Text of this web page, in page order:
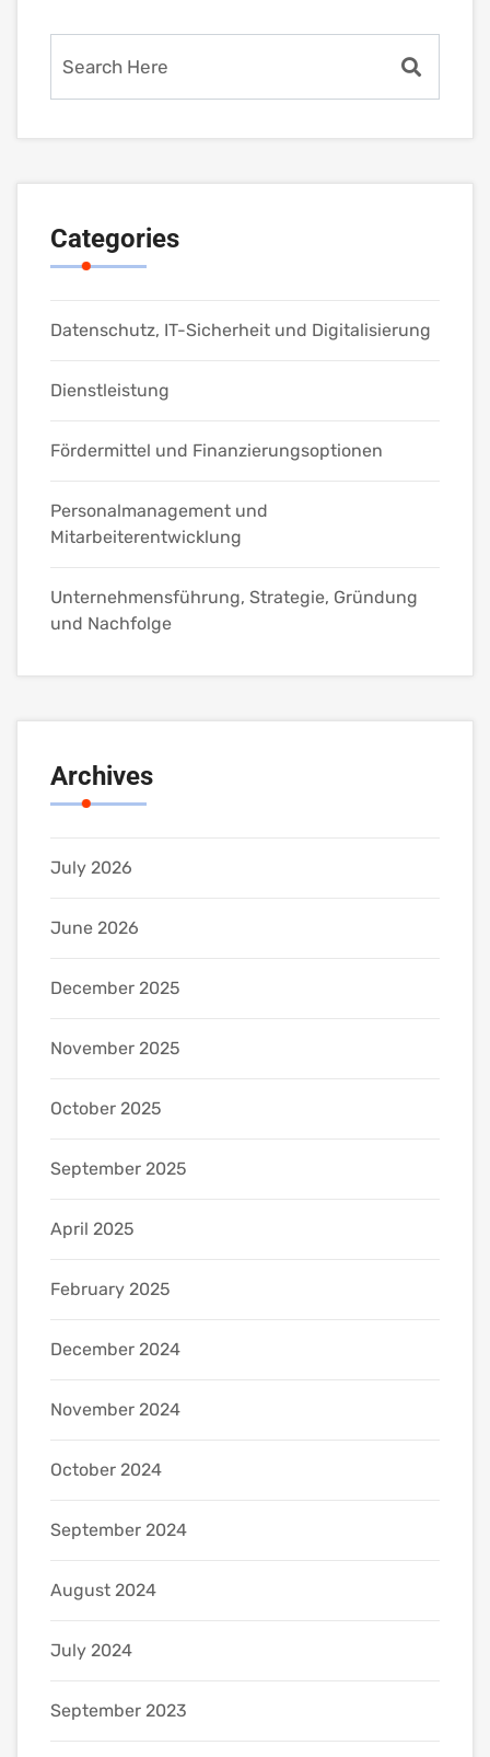
Categories
Datenschutz, IT-Sicherheit und Digitalisierung
Dienstleistung
Fördermittel und Finanzierungsoptionen
Personalmanagement und
Mitarbeiterentwicklung
Unternehmensführung, Strategie, Gründung
und Nachfolge
Archives
July 2026
June 2026
December 2025
November 2025
October 2025
September 2025
April 2025
February 2025
December 2024
November 2024
October 2024
September 2024
August 2024
July 2024
September 2023